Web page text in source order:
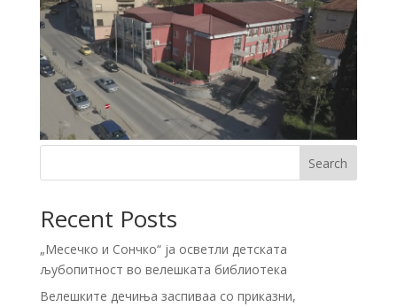
Search
Recent Posts
„Месечко и Сончко“ ја осветли детската
љубопитност во велешката библиотека
Велешките дечиња заспиваа со приказни,